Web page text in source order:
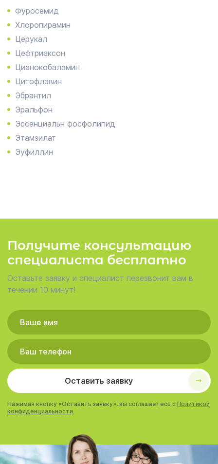
Фуросемид
Хлоропирамин
Церукал
Цефтриаксон
Цианокобаламин
Цитофлавин
Эбрантил
Эральфон
Эссенциальн фосфолипид
Этамзилат
Эуфиллин
Получите консультацию
специалиста бесплатно
Оставьте заявку и специалист перезвонит вам в
течении 10 минут!
Оставить заявку
Нажимая кнопку «Оставить заявку», вы соглашаетесь с Политикой
конфиденциальности